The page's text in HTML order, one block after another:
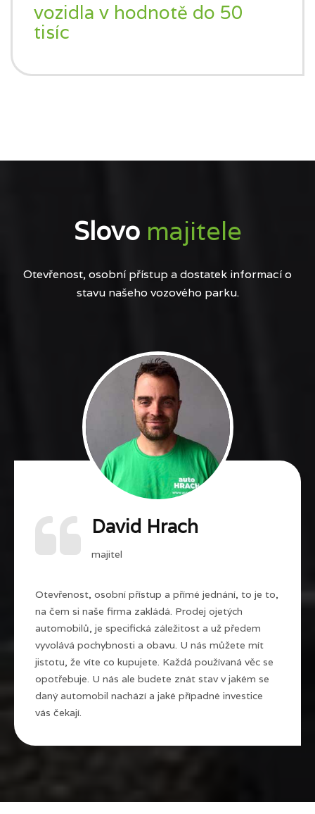
vozidla v hodnotě do 50
tisíc
Slovo majitele
Otevřenost, osobní přístup a dostatek informací o
stavu našeho vozového parku.
David Hrach
majitel
Otevřenost, osobní přístup a přímé jednání, to je to,
na čem si naše firma zakládá. Prodej ojetých
automobilů, je specifická záležitost a už předem
vyvolává pochybnosti a obavu. U nás můžete mít
jistotu, že víte co kupujete. Každá používaná věc se
opotřebuje. U nás ale budete znát stav v jakém se
daný automobil nachází a jaké případné investice
vás čekají.